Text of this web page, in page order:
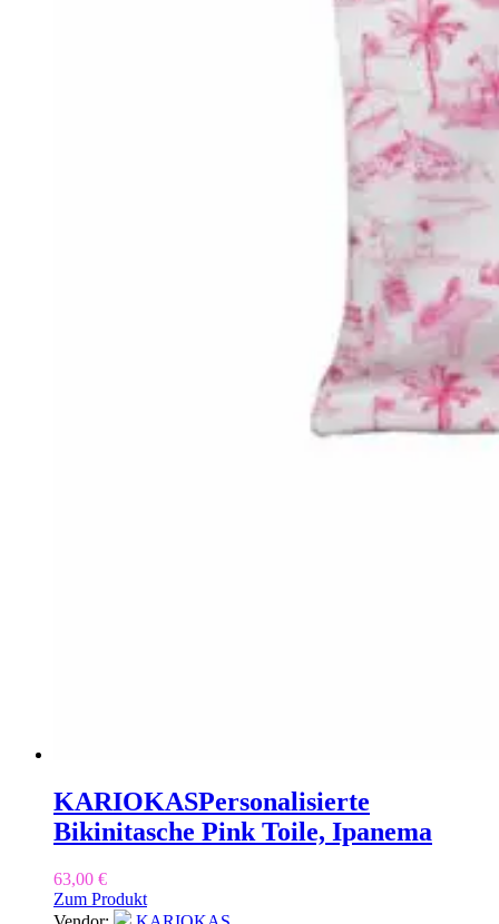
KARIOKASPersonalisierte
Bikinitasche Pink Toile, Ipanema
63,00 €
Zum Produkt